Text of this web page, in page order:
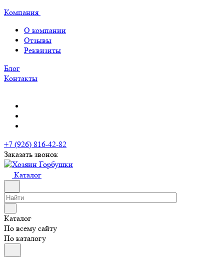
Компания
О компании
Отзывы
Реквизиты
Блог
Контакты
+7 (926) 816-42-82
Заказать звонок
Каталог
Каталог
По всему сайту
По каталогу